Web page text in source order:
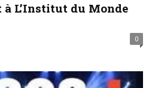
à L’Institut du Monde
0